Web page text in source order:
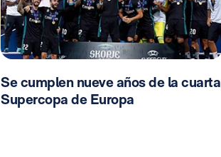
Se cumplen nueve años de la cuarta
Supercopa de Europa